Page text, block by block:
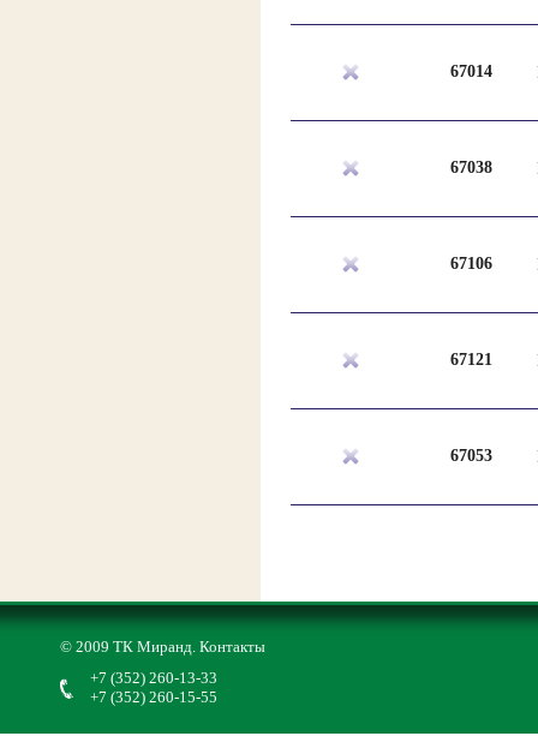
67014
67038
67106
67121
67053
© 2009 ТК Миранд. Контакты
+7 (352) 260-13-33
+7 (352) 260-15-55